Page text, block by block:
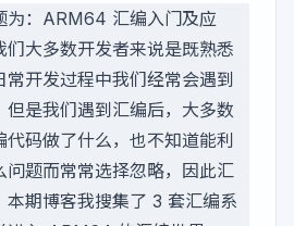
为：ARM64 汇编入门及应
们大多数开发者来说是既熟悉
常开发过程中我们经常会遇到
但是我们遇到汇编后，大多数
代码做了什么，也不知道能利
问题而常常选择忽略，因此汇
本期博客我搜集了 3 套汇编系